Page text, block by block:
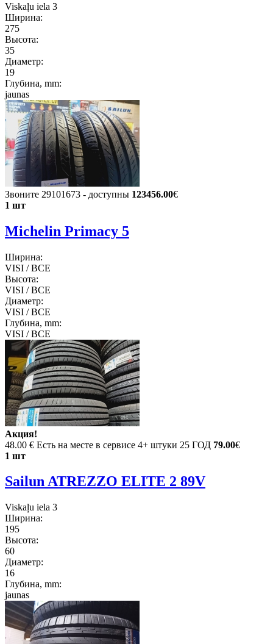
Viskaļu iela 3
Ширина:
275
Высота:
35
Диаметр:
19
Глубина, mm:
jaunas
Звоните 29101673 - доступны 123456.00€
1 шт
Michelin Primacy 5
Ширина:
VISI / ВСЕ
Высота:
VISI / ВСЕ
Диаметр:
VISI / ВСЕ
Глубина, mm:
VISI / ВСЕ
Акция!
48.00 € Есть на месте в сервисе 4+ штуки 25 ГОД 79.00€
1 шт
Sailun ATREZZO ELITE 2 89V
Viskaļu iela 3
Ширина:
195
Высота:
60
Диаметр:
16
Глубина, mm:
jaunas